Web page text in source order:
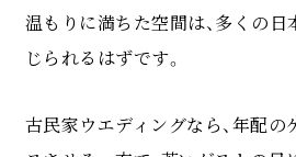
温もりに満ちた空間は、多くの
じられるはずです。
古民家ウエディングなら、年配